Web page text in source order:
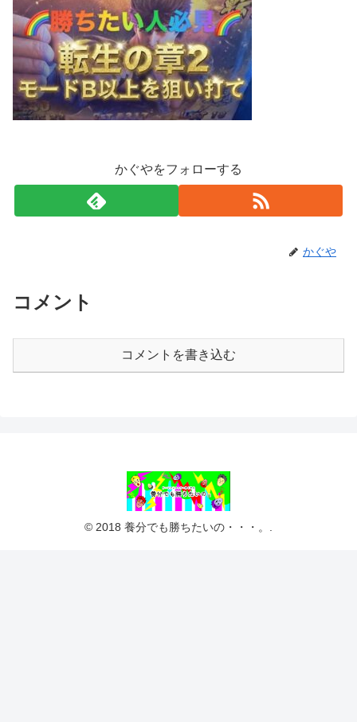
かぐやをフォローする
かぐや
コメント
コメントを書き込む
© 2018 養分でも勝ちたいの・・・。.